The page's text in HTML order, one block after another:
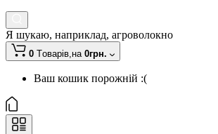
Я шукаю, наприклад, агроволокно
0 Tоварів,на 0грн.
Ваш кошик порожній :(